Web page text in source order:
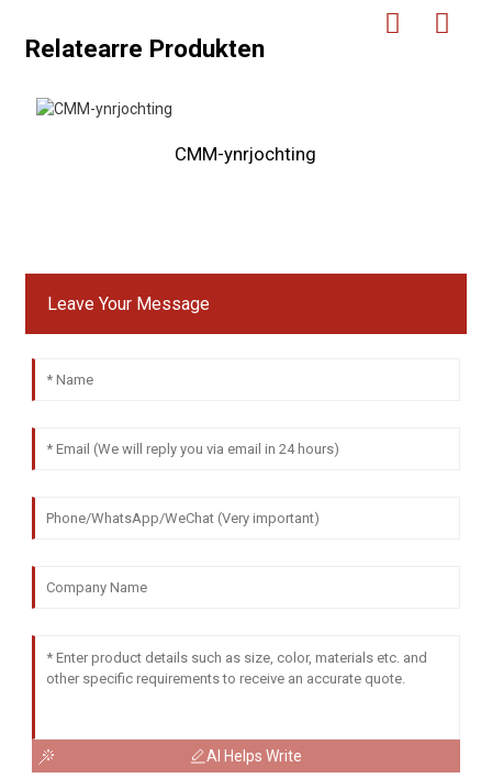
Relatearre Produkten
CMM-ynrjochting
Leave Your Message
AI Helps Write